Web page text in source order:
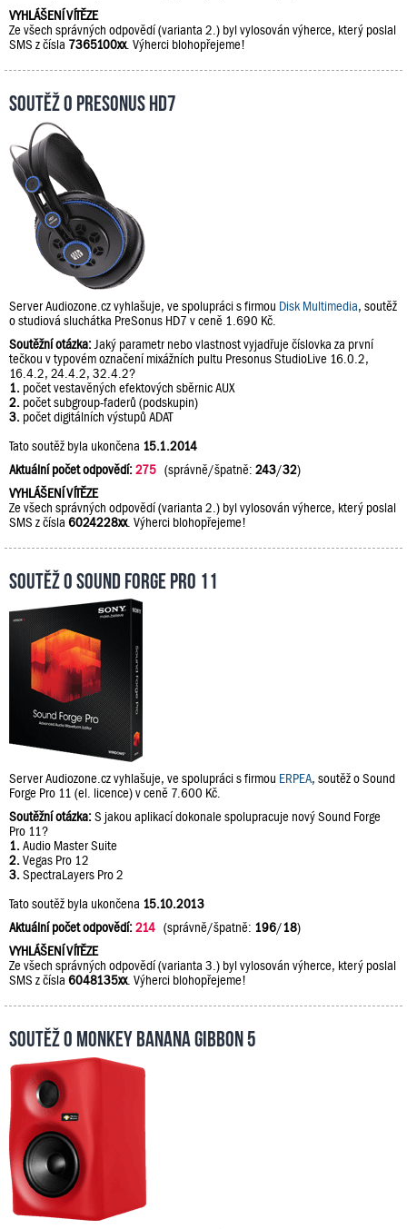
VYHLÁŠENÍ VÍTĚZE
Ze všech správných odpovědí (varianta 2.) byl vylosován výherce, který poslal
SMS z čísla 7365100xx. Výherci blohopřejeme!
Soutěž o PreSonus HD7
Server Audiozone.cz vyhlašuje, ve spolupráci s firmou Disk Multimedia, soutěž
o studiová sluchátka PreSonus HD7 v ceně 1.690 Kč.
Soutěžní otázka: Jaký parametr nebo vlastnost vyjadřuje číslovka za první
tečkou v typovém označení mixážních pultu Presonus StudioLive 16.0.2,
16.4.2, 24.4.2, 32.4.2?
1. počet vestavěných efektových sběrnic AUX
2. počet subgroup-faderů (podskupin)
3. počet digitálních výstupů ADAT
Tato soutěž byla ukončena 15.1.2014
Aktuální počet odpovědí:275 (správně/špatně: 243/32)
VYHLÁŠENÍ VÍTĚZE
Ze všech správných odpovědí (varianta 2.) byl vylosován výherce, který poslal
SMS z čísla 6024228xx. Výherci blohopřejeme!
Soutěž o Sound Forge Pro 11
Server Audiozone.cz vyhlašuje, ve spolupráci s firmou ERPEA, soutěž o Sound
Forge Pro 11 (el. licence) v ceně 7.600 Kč.
Soutěžní otázka:S jakou aplikací dokonale spolupracuje nový Sound Forge
Pro 11?
1.Audio Master Suite
2.Vegas Pro 12
3.SpectraLayers Pro 2
Tato soutěž byla ukončena 15.10.2013
Aktuální počet odpovědí:214 (správně/špatně: 196/18)
VYHLÁŠENÍ VÍTĚZE
Ze všech správných odpovědí (varianta 3.) byl vylosován výherce, který poslal
SMS z čísla 6048135xx. Výherci blohopřejeme!
Soutěž o Monkey Banana Gibbon 5